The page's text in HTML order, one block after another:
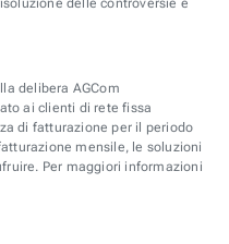
delle controversie è
delibera AGCom
ai clienti di rete fissa
di fatturazione per il periodo
mensile, le soluzioni
Per maggiori informazioni